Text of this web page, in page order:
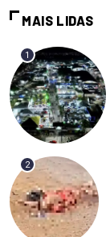
MAIS LIDAS
1
2